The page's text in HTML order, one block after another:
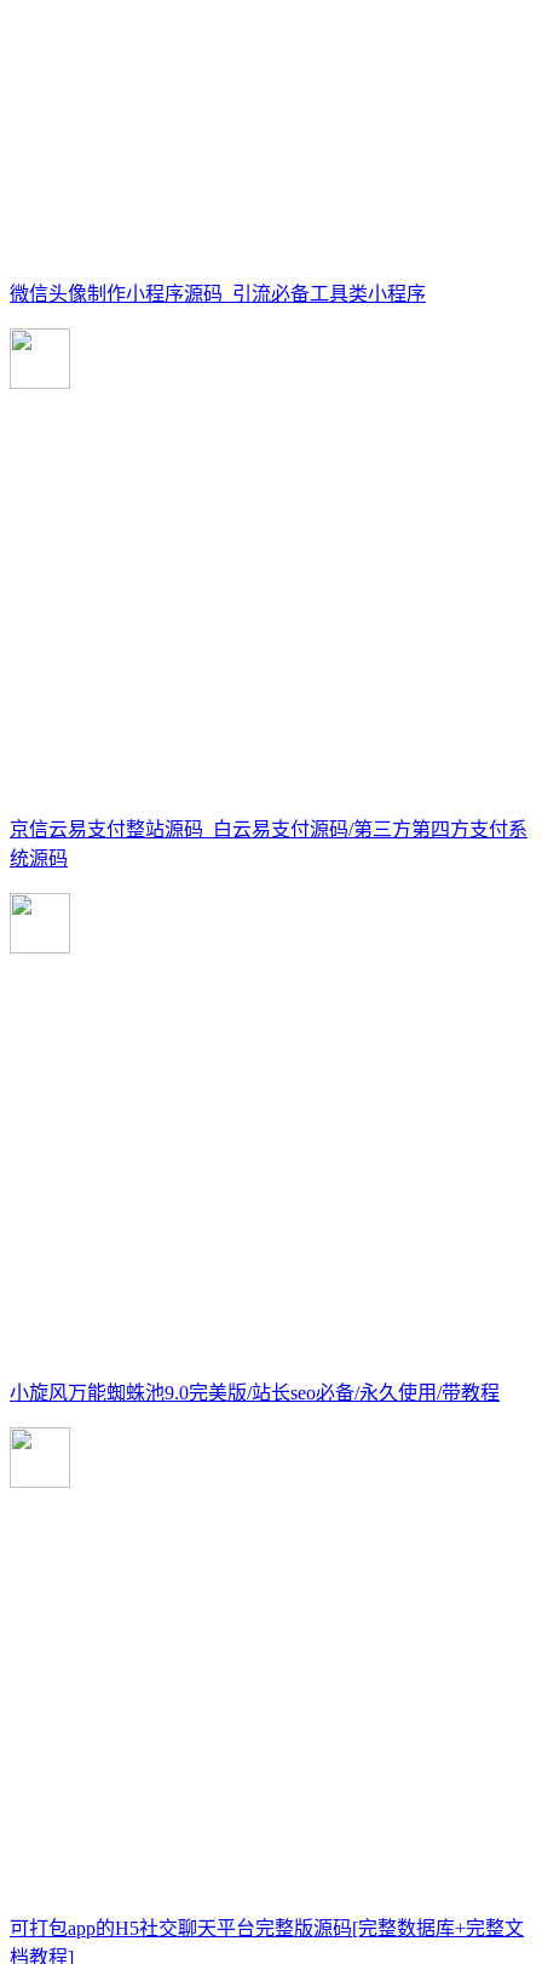
微信头像制作小程序源码_引流必备工具类小程序
京信云易支付整站源码_白云易支付源码/第三方第四方支付系
统源码
小旋风万能蜘蛛池9.0完美版/站长seo必备/永久使用/带教程
可打包app的H5社交聊天平台完整版源码[完整数据库+完整文
档教程]